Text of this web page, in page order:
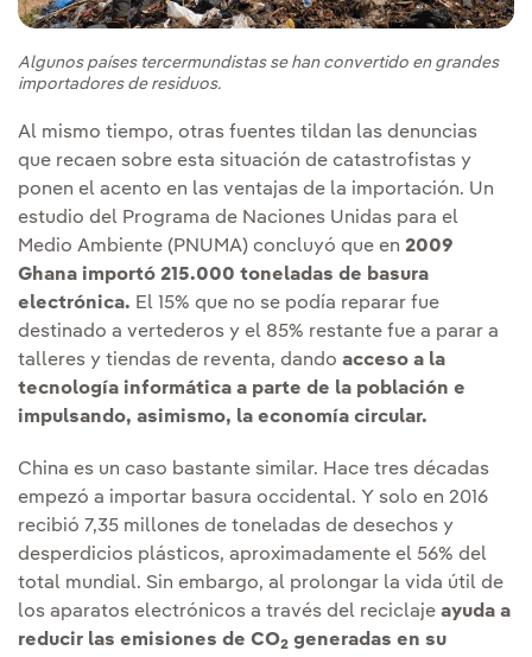
Algunos países tercermundistas se han convertido en grandes
importadores de residuos.
Al mismo tiempo, otras fuentes tildan las denuncias
que recaen sobre esta situación de catastrofistas y
ponen el acento en las ventajas de la importación. Un
estudio del Programa de Naciones Unidas para el
Medio Ambiente (PNUMA) concluyó que en 2009
Ghana importó 215.000 toneladas de basura
electrónica. El 15% que no se podía reparar fue
destinado a vertederos y el 85% restante fue a parar a
talleres y tiendas de reventa, dando acceso a la
tecnología informática a parte de la población e
impulsando, asimismo, la economía circular.
China es un caso bastante similar. Hace tres décadas
empezó a importar basura occidental. Y solo en 2016
recibió 7,35 millones de toneladas de desechos y
desperdicios plásticos, aproximadamente el 56% del
total mundial. Sin embargo, al prolongar la vida útil de
los aparatos electrónicos a través del reciclaje ayuda a
reducir las emisiones de CO2 generadas en su